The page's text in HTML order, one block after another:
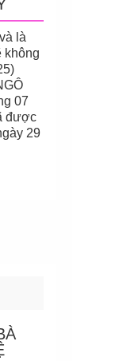
là
không
07
được
29